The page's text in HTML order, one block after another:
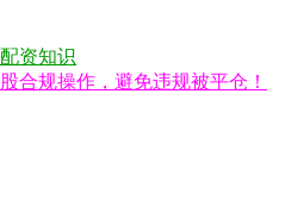
资知识
合规操作，避免违规被平仓！